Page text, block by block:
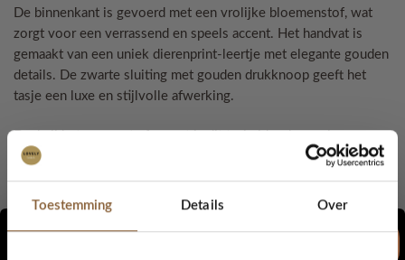
Toestemming Details Over
De binnenkant is gevoerd met een vrolijke bloemenstof, wat
zorgt voor een verrassend en speels accent. Het handvat is
gemaakt van een uniek dierenprint-leertje met elegante gouden
details. De zwarte sluiting met gouden drukknoop geeft het
tasje een luxe en stijlvolle afwerking.
telefoon, portemonnee, sleutels en andere kleine essentials.
Perfect voor een dagje uit, een terrasje, vakantie of een festival.
Productdetails